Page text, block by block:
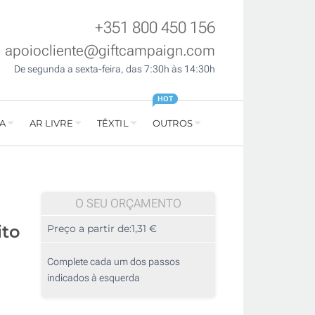
+351 800 450 156
apoiocliente@giftcampaign.com
De segunda a sexta-feira, das 7:30h às 14:30h
AR LIVRE TÊXTIL OUTROS
HOT
O SEU ORÇAMENTO
Preço a partir de:1,31 €
Complete cada um dos passos
indicados à esquerda